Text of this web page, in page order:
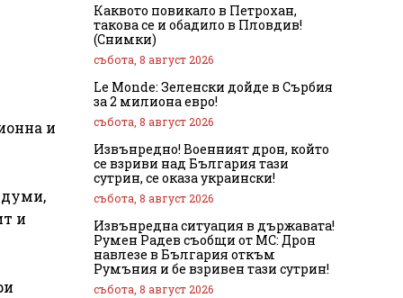
и
думи,
и
Каквото повикало в Петрохан,
такова се и обадило в Пловдив!
(Снимки)
събота, 8 август 2026
Le Monde: Зеленски дойде в Сърбия
за 2 милиона евро!
събота, 8 август 2026
Извънредно! Военният дрон, който
се взриви над България тази
сутрин, се оказа украински!
събота, 8 август 2026
Извънредна ситуация в държавата!
Румен Радев съобщи от МС: Дрон
навлезе в България откъм
Румъния и бе взривен тази сутрин!
събота, 8 август 2026